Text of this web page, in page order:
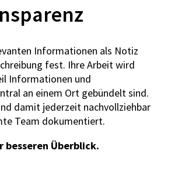
Informationen als Notiz
fest. Ihre Arbeit wird
Informationen und
an einem Ort gebündelt sind.
damit jederzeit nachvollziehbar
Team dokumentiert.
besseren Überblick.